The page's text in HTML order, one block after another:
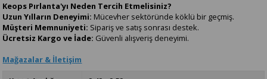
Keops Pırlanta'yı Neden Tercih Etmelisiniz?
Uzun Yılların Deneyimi: Mücevher sektöründe köklü bir geçmiş.
Müşteri Memnuniyeti: Sipariş ve satış sonrası destek.
Ücretsiz Kargo ve İade: Güvenli alışveriş deneyimi.
Mağazalar & İletişim